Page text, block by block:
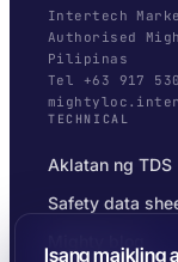
Intertech
Authorised
Pilipinas
Tel +63 917
TECHNICAL
Aklatan ng TDS
Safety data
Isang maikling